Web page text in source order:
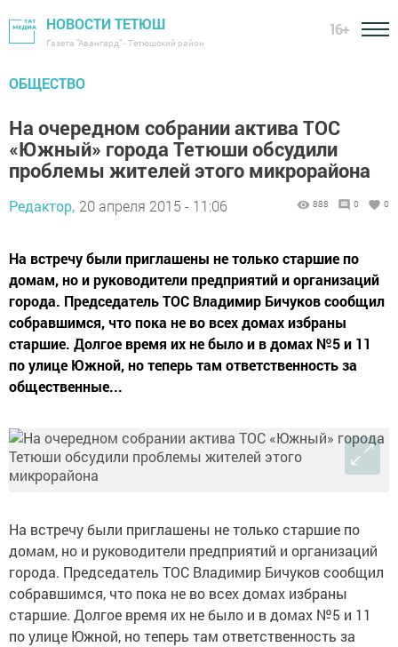
НОВОСТИ ТЕТЮШ
Газета "Авангард" - Тетюшский район
16+
ОБЩЕСТВО
На очередном собрании актива ТОС
«Южный» города Тетюши обсудили
проблемы жителей этого микрорайона
Редактор, 20 апреля 2015 - 11:06 888 0 0
На встречу были приглашены не только старшие по
домам, но и руководители предприятий и организаций
города. Председатель ТОС Владимир Бичуков сообщил
собравшимся, что пока не во всех домах избраны
старшие. Долгое время их не было и в домах №5 и 11
по улице Южной, но теперь там ответственность за
общественные...
На встречу были приглашены не только старшие по
домам, но и руководители предприятий и организаций
города. Председатель ТОС Владимир Бичуков сообщил
собравшимся, что пока не во всех домах избраны
старшие. Долгое время их не было и в домах №5 и 11
по улице Южной, но теперь там ответственность за